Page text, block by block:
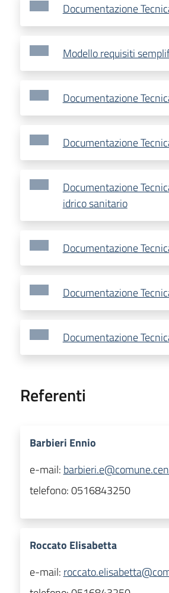
Documentazione
Modello requisiti
Documentazione
Documentazione
Documentazione
idrico sanitario
Documentazione
Documentazione
Documentazione
Referenti
Barbieri Ennio
e-mail:
telefono:0516843250
Roccato Elisabetta
e-mail: